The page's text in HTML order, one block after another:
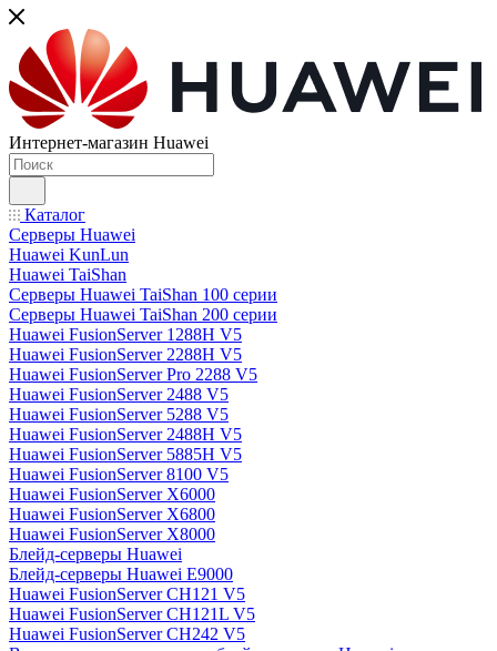
Интернет-магазин Huawei
Каталог
Серверы Huawei
Huawei KunLun
Huawei TaiShan
Серверы Huawei TaiShan 100 серии
Серверы Huawei TaiShan 200 серии
Huawei FusionServer 1288H V5
Huawei FusionServer 2288H V5
Huawei FusionServer Pro 2288 V5
Huawei FusionServer 2488 V5
Huawei FusionServer 5288 V5
Huawei FusionServer 2488H V5
Huawei FusionServer 5885H V5
Huawei FusionServer 8100 V5
Huawei FusionServer X6000
Huawei FusionServer X6800
Huawei FusionServer X8000
Блейд-серверы Huawei
Блейд-серверы Huawei E9000
Huawei FusionServer CH121 V5
Huawei FusionServer CH121L V5
Huawei FusionServer CH242 V5